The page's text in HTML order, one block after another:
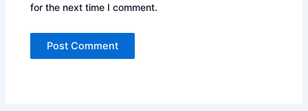
for the next time I comment.